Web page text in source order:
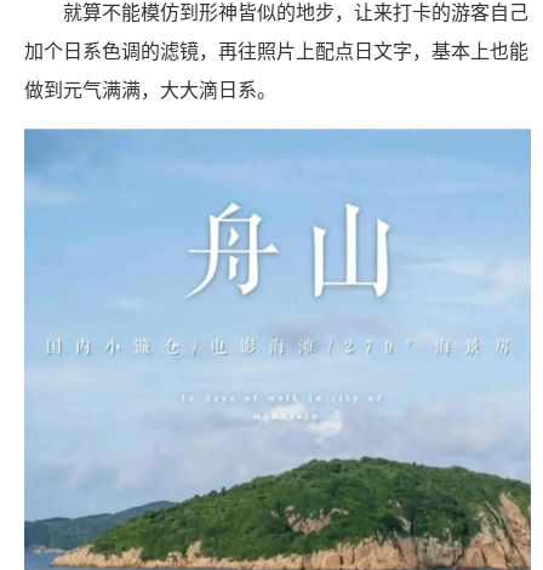
就算不能模仿到形神皆似的地步，让来打卡的游客自己
加个日系色调的滤镜，再往照片上配点日文字，基本上也能
做到元气满满，大大滴日系。